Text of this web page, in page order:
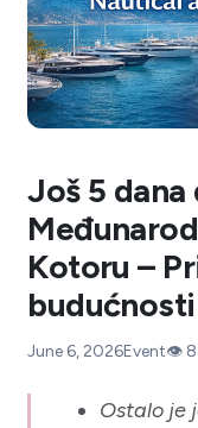
Još 5
Kotoru –
June 6, 2026Event👁️
Ostalo je